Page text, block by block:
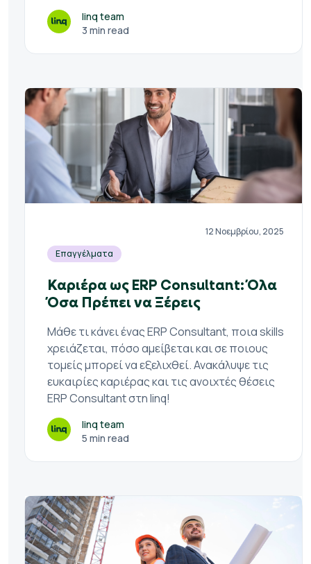
linq team
3 min read
12 Νοεμβρίου, 2025
Επαγγέλματα
Καριέρα ως ERP Consultant: Όλα
Όσα Πρέπει να Ξέρεις
Μάθε τι κάνει ένας ERP Consultant, ποια skills
χρειάζεται, πόσο αμείβεται και σε ποιους
τομείς μπορεί να εξελιχθεί. Ανακάλυψε τις
ευκαιρίες καριέρας και τις ανοιχτές θέσεις
ERP Consultant στη linq!
linq team
5 min read